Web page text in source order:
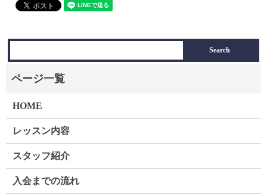
HOME
レッスン内容
スタッフ紹介
入会までの流れ